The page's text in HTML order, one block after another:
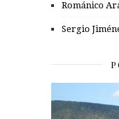
Románico
Sergio